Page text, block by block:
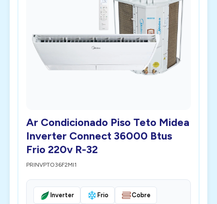
Ar Condicionado Piso Teto Midea
Inverter Connect 36000 Btus
Frio 220v R-32
PRINVPTO36F2MI1
Inverter Frio Cobre